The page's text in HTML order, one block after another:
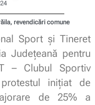
revendicări comune
Sport și Tineret
Județeană pentru
– Clubul Sportiv
inițiat de
de 25% a